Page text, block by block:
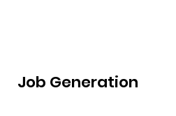
Job Generation